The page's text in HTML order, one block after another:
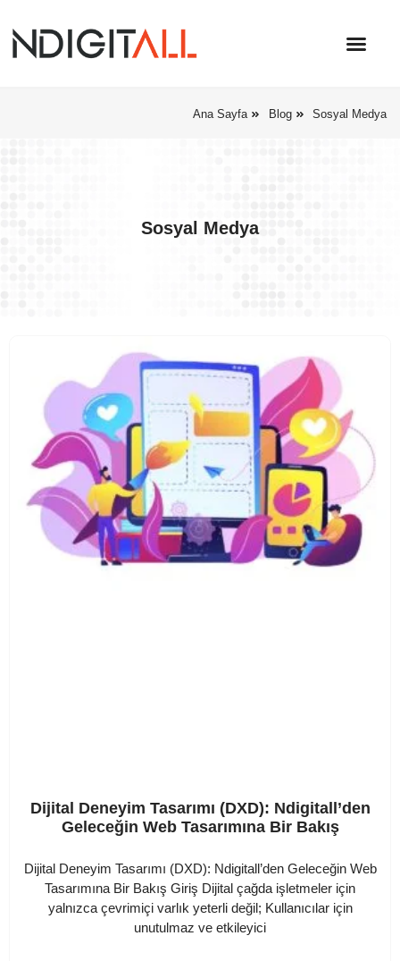
Ana Sayfa Blog Sosyal Medya
Sosyal Medya
Dijital Deneyim Tasarımı (DXD): Ndigitall’den
Geleceğin Web Tasarımına Bir Bakış
Dijital Deneyim Tasarımı (DXD): Ndigitall’den Geleceğin Web
Tasarımına Bir Bakış Giriş Dijital çağda işletmeler için
yalnızca çevrimiçi varlık yeterli değil; Kullanıcılar için
unutulmaz ve etkileyici